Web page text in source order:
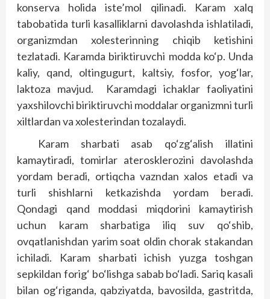
konserva holida iste’mol qilinadi. Karam xalq
tabobatida turli kasalliklarni davolashda ishlatiladi,
organizmdan xolesterinning chiqib ketishini
tezlatadi. Karamda biriktiruvchi modda ko‘p. Unda
kaliy, qand, oltingugurt, kaltsiy, fosfor, yog‘lar,
laktoza mavjud. Karamdagi ichaklar faoliyatini
yaxshilovchi biriktiruvchi moddalar organizmni turli
xiltlardan va xolesterindan tozalaydi.
Karam sharbati asab qo‘zg‘alish illatini
kamaytiradi, tomirlar aterosklerozini davolashda
yordam beradi, ortiqcha vazndan xalos etadi va
turli shishlarni ketkazishda yordam beradi.
Qondagi qand moddasi miqdorini kamaytirish
uchun karam sharbatiga iliq suv qo‘shib,
ovqatlanishdan yarim soat oldin chorak stakandan
ichiladi. Karam sharbati ichish yuzga toshgan
sepkildan forig‘ bo‘lishga sabab bo‘ladi. Sariq kasali
bilan og‘riganda, qabziyatda, bavosilda, gastritda,